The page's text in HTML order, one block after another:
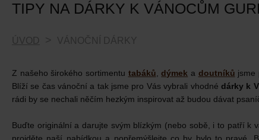
TIPY NA DÁRKY K VÁNOCŮM
ÚVOD VÁNOČNÍ DÁRKY
Z našeho širokého sortimentu tabáků ,dýmek a doutníků jsme
Blíží se čas vánoční a tak jsme pro Vás vybrali vhodné dárky k
rádi by se nechali něčím hezkým inspirovat až budou dávat
Buďte originální a darujte svým blízkým (nebo sobě, i to patří k